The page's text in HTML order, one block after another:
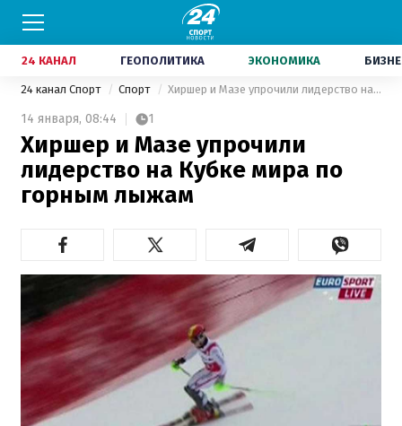
24 КАНАЛ ГЕОПОЛИТИКА ЭКОНОМИКА
24 канал Спорт Спорт Хиршер и Мазе упрочили лидерство на Кубке мира по горным лыжам
14 января, 08:44 1
Хиршер и Мазе упрочили
лидерство на Кубке мира по
горным лыжам